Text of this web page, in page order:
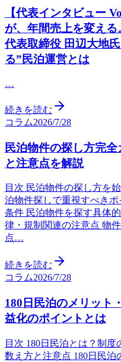
【代表インタビュー
が、年間売上を変え
代表取締役 田辺大地
る”民泊運営とは
…
続きを読む
コラム2026/7/28
民泊物件の探し方完
と注意点を解説
目次 民泊物件の探し方を
泊物件探しで重視すべき
条件 民泊物件を探す具体
律・規制関連の注意点 物
点…
続きを読む
コラム2026/7/28
180日民泊のメリット
益化のポイントとは
目次 180日民泊とは？制
数え方と注意点 180日民泊